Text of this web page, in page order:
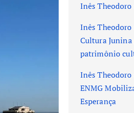
Inês Theodoro
Inês Theodoro
Cultura
patrimônio
Inês Theodoro
ENMG
Esperança